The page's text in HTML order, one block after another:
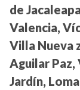
de
Valencia,
Villa Nueva
Aguilar Paz,
Jardín,